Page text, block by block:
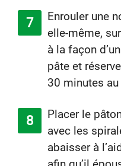
Enrouler une
elle-même,
à la façon
pâte et
30 minutes
Placer le
avec les
abaisser à